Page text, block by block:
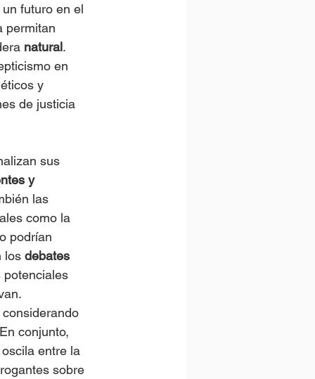
futuro en el
permitan
natural.
en
y
de justicia
sus
y
las
como la
podrían
los debates
conjunto,
entre la
sobre